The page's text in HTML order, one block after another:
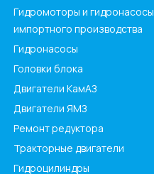
Гидромоторы и
импортного производства
Гидронасосы
Головки блока
Двигатели КамАЗ
Двигатели ЯМЗ
Ремонт редуктора
Тракторные двигатели
Гидроцилиндры